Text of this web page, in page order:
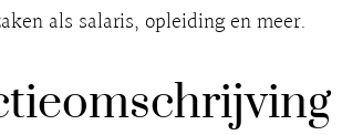
als salaris, opleiding en meer.